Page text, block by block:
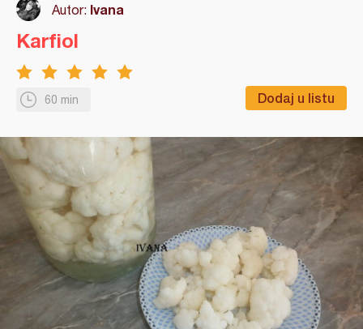
Autor: Ivana
60 min Dodaj u listu
Karfiol